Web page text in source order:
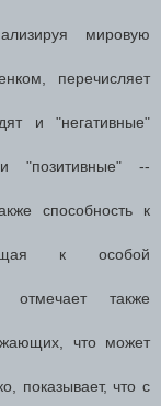
мировую
перечисляет
и "негативные"
и "позитивные" --
способность к
к особой
отмечает также
что может
показывает, что с